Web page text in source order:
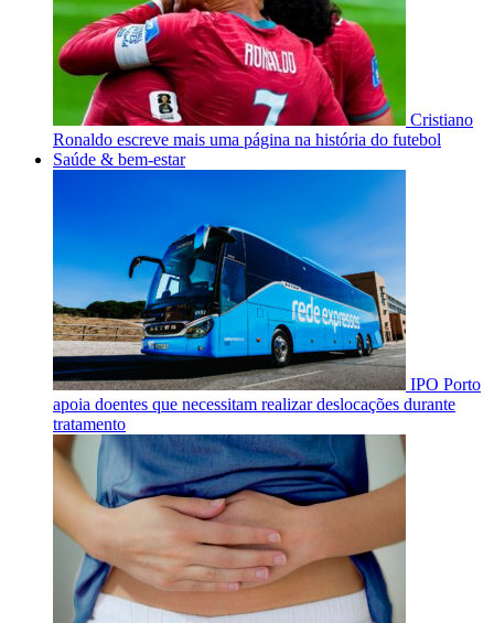
Cristiano
Ronaldo escreve mais uma página na história do futebol
Saúde & bem-estar
IPO Porto
apoia doentes que necessitam realizar deslocações durante
tratamento